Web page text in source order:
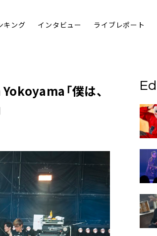
キング インタビュー ライブレポート
「僕は、